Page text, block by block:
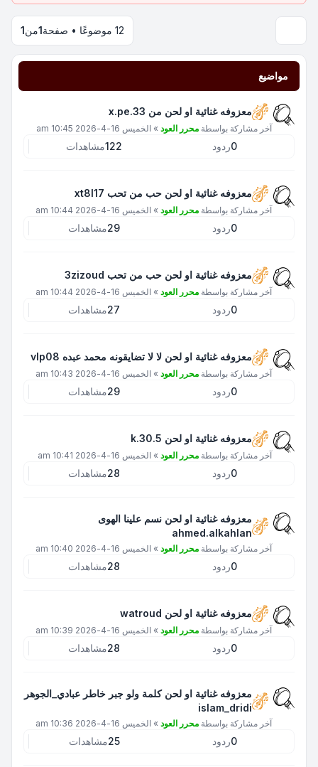
12 موضوعًا • صفحة 1من1
مواضيع
معزوفه غنائية او لحن من x.pe.33
آخر مشاركة بواسطة محرر العود » الخميس 16-4-2026 10:45 am
0ردود 122مشاهدات
معزوفه غنائية او لحن حب من تحب xt8l17
آخر مشاركة بواسطة محرر العود » الخميس 16-4-2026 10:44 am
0ردود 29مشاهدات
معزوفه غنائية او لحن حب من تحب 3zizoud
آخر مشاركة بواسطة محرر العود » الخميس 16-4-2026 10:44 am
0ردود 27مشاهدات
معزوفه غنائية او لحن لا لا تضايقونه محمد عبده vlp08
آخر مشاركة بواسطة محرر العود » الخميس 16-4-2026 10:43 am
0ردود 29مشاهدات
معزوفه غنائية او لحن k.30.5
آخر مشاركة بواسطة محرر العود » الخميس 16-4-2026 10:41 am
0ردود 28مشاهدات
معزوفه غنائية او لحن نسم علينا الهوى
ahmed.alkahlan
آخر مشاركة بواسطة محرر العود » الخميس 16-4-2026 10:40 am
0ردود 28مشاهدات
معزوفه غنائية او لحن watroud
آخر مشاركة بواسطة محرر العود » الخميس 16-4-2026 10:39 am
0ردود 28مشاهدات
معزوفه غنائية او لحن كلمة ولو جبر خاطر عبادي_الجوهر
islam_dridi
آخر مشاركة بواسطة محرر العود » الخميس 16-4-2026 10:36 am
0ردود 25مشاهدات